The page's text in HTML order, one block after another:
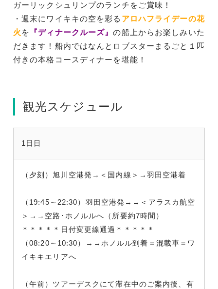
ガーリックシュリンプのランチをご賞味！
・週末にワイキキの空を彩る アロハフライデーの花
火 を 『ディナークルーズ』の船上からお楽しみいた
だきます！船内ではなんとロブスターまるごと１匹
付きの本格コースディナーを堪能！
観光スケジュール
1日目
（夕刻）旭川空港発→＜国内線＞→羽田空港着
（19:45～22:30）羽田空港発→→＜アラスカ航空
＞→→空路･ホノルルへ（所要約7時間）
＊＊＊＊＊日付変更線通過＊＊＊＊＊
（08:20～10:30）→→ホノルル到着＝混載車＝ワ
イキキエリアへ
（午前）ツアーデスクにて滞在中のご案内後、有